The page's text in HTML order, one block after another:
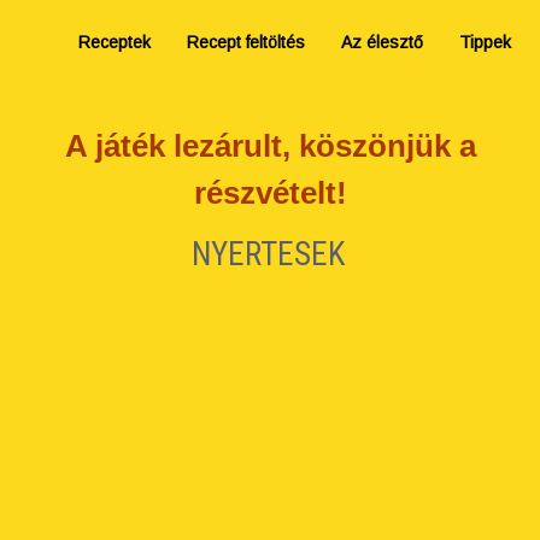
Receptek Recept feltöltés Az élesztő Tippek
A játék lezárult, köszönjük a
részvételt!
NYERTESEK